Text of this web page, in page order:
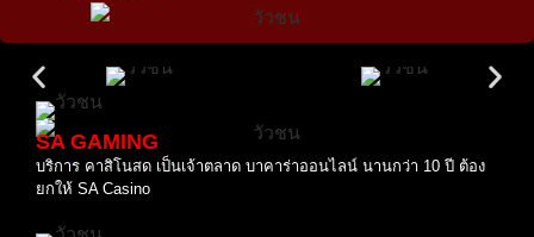
SA GAMING
บริการ คาสิโนสด เป็นเจ้าตลาด บาคาร่าออนไลน์ นานกว่า 10 ปี ต้อง
ยกให้ SA Casino